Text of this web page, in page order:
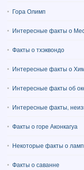
Гора Олимп
Интересные факты о
Факты о тхэквондо
Интересные факты о
Интересные факты об
Интересные факты,
Факты о горе Аконкагуа
Некоторые факты о
Факты о саванне